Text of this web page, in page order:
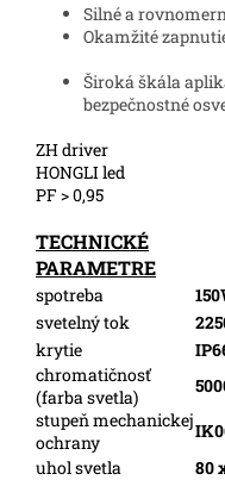
Silné a
Okamžité
Široká škála
bezpečnostné
ZH driver
HONGLI led
PF > 0,95
TECHNICKÉ
PARAMETRE
spotreba
svetelný tok
krytie
chromatičnosť
(farba svetla)
stupeň mechanickej
ochrany
uhol svetla
80